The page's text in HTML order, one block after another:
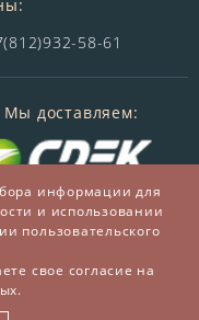
58-61
Мы доставляем:
магазин
бронзы
информации для
и использовании
пользовательского
свое согласие на